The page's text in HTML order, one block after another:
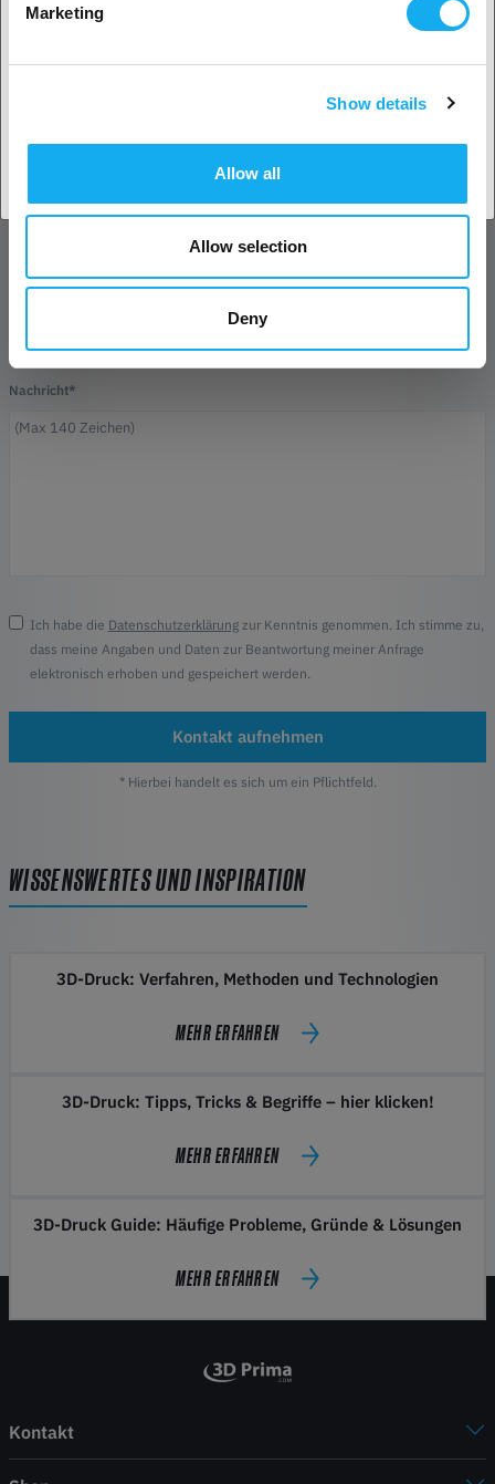
Marketing
Show details
Allow all
Allow selection
Deny
Nachricht*
Ich habe die Datenschutzerklärungzur Kenntnis genommen. Ich stimme zu,
dass meine Angaben und Daten zur Beantwortung meiner Anfrage
elektronisch erhoben und gespeichert werden.
Kontakt aufnehmen
* Hierbei handelt es sich um ein Pflichtfeld.
WISSENSWERTES UND INSPIRATION
3D-Druck: Verfahren, Methoden und Technologien
MEHR ERFAHREN
3D-Druck: Tipps, Tricks & Begriffe – hier klicken!
MEHR ERFAHREN
3D-Druck Guide: Häufige Probleme, Gründe & Lösungen
MEHR ERFAHREN
Kontakt